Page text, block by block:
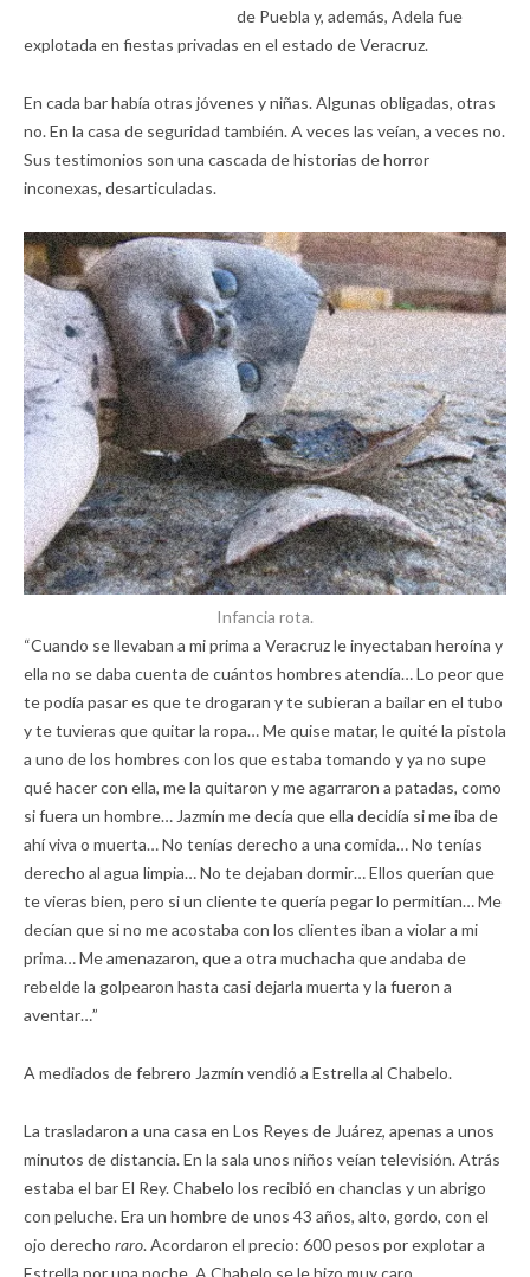
de Puebla y, además, Adela fue
explotada en fiestas privadas en el estado de Veracruz.
En cada bar había otras jóvenes y niñas. Algunas obligadas, otras
no. En la casa de seguridad también. A veces las veían, a veces no.
Sus testimonios son una cascada de historias de horror
inconexas, desarticuladas.
Infancia rota.
“Cuando se llevaban a mi prima a Veracruz le inyectaban heroína y
ella no se daba cuenta de cuántos hombres atendía… Lo peor que
te podía pasar es que te drogaran y te subieran a bailar en el tubo
y te tuvieras que quitar la ropa… Me quise matar, le quité la pistola
a uno de los hombres con los que estaba tomando y ya no supe
qué hacer con ella, me la quitaron y me agarraron a patadas, como
si fuera un hombre… Jazmín me decía que ella decidía si me iba de
ahí viva o muerta… No tenías derecho a una comida… No tenías
derecho al agua limpia… No te dejaban dormir… Ellos querían que
te vieras bien, pero si un cliente te quería pegar lo permitían… Me
decían que si no me acostaba con los clientes iban a violar a mi
prima… Me amenazaron, que a otra muchacha que andaba de
rebelde la golpearon hasta casi dejarla muerta y la fueron a
aventar…”
A mediados de febrero Jazmín vendió a Estrella al Chabelo.
La trasladaron a una casa en Los Reyes de Juárez, apenas a unos
minutos de distancia. En la sala unos niños veían televisión. Atrás
estaba el bar El Rey. Chabelo los recibió en chanclas y un abrigo
con peluche. Era un hombre de unos 43 años, alto, gordo, con el
ojo derecho raro. Acordaron el precio: 600 pesos por explotar a
Estrella por una noche. A Chabelo se le hizo muy caro.